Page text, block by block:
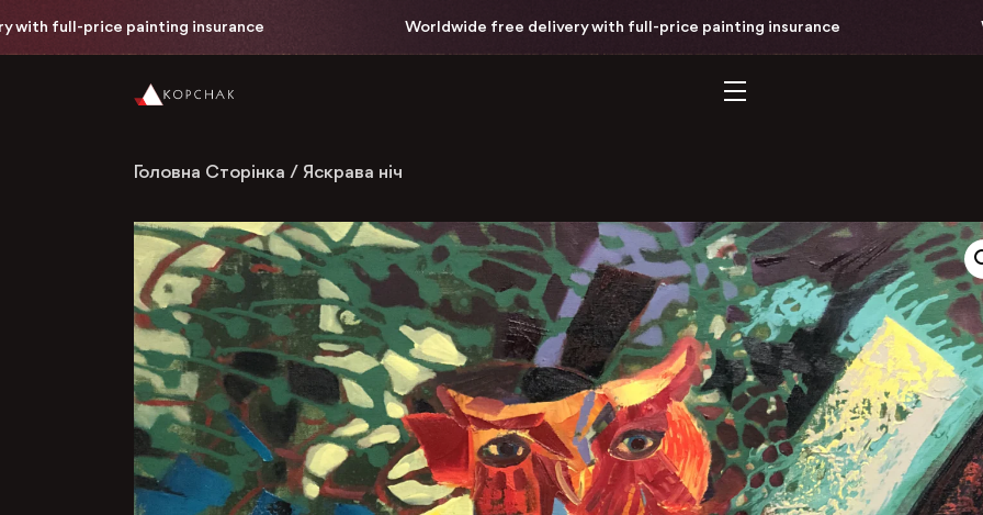
full-price painting insurance Worldwide free delivery with full-price painting insurance
Головна Сторінка / Яскрава ніч